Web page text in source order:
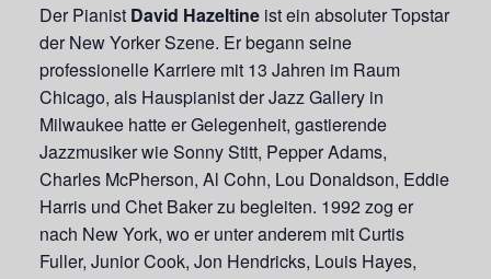
Der Pianist David Hazeltine ist ein absoluter Topstar
der New Yorker Szene. Er begann seine
professionelle Karriere mit 13 Jahren im Raum
Chicago, als Hauspianist der Jazz Gallery in
Milwaukee hatte er Gelegenheit, gastierende
Jazzmusiker wie Sonny Stitt, Pepper Adams,
Charles McPherson, Al Cohn, Lou Donaldson, Eddie
Harris und Chet Baker zu begleiten. 1992 zog er
nach New York, wo er unter anderem mit Curtis
Fuller, Junior Cook, Jon Hendricks, Louis Hayes,